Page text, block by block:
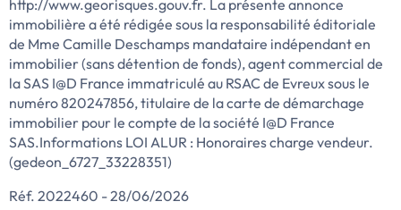
http://www.georisques.gouv.fr. La présente annonce
immobilière a été rédigée sous la responsabilité éditoriale
de Mme Camille Deschamps mandataire indépendant en
immobilier (sans détention de fonds), agent commercial de
la SAS I@D France immatriculé au RSAC de Evreux sous le
numéro 820247856, titulaire de la carte de démarchage
immobilier pour le compte de la société I@D France
SAS.Informations LOI ALUR : Honoraires charge vendeur.
(gedeon_6727_33228351)
Réf. 2022460 - 28/06/2026